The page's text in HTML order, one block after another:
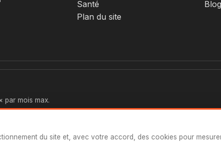
du site et, avec votre accord, des cookies pour
Santé
Plan du site
Blog
par mois max.